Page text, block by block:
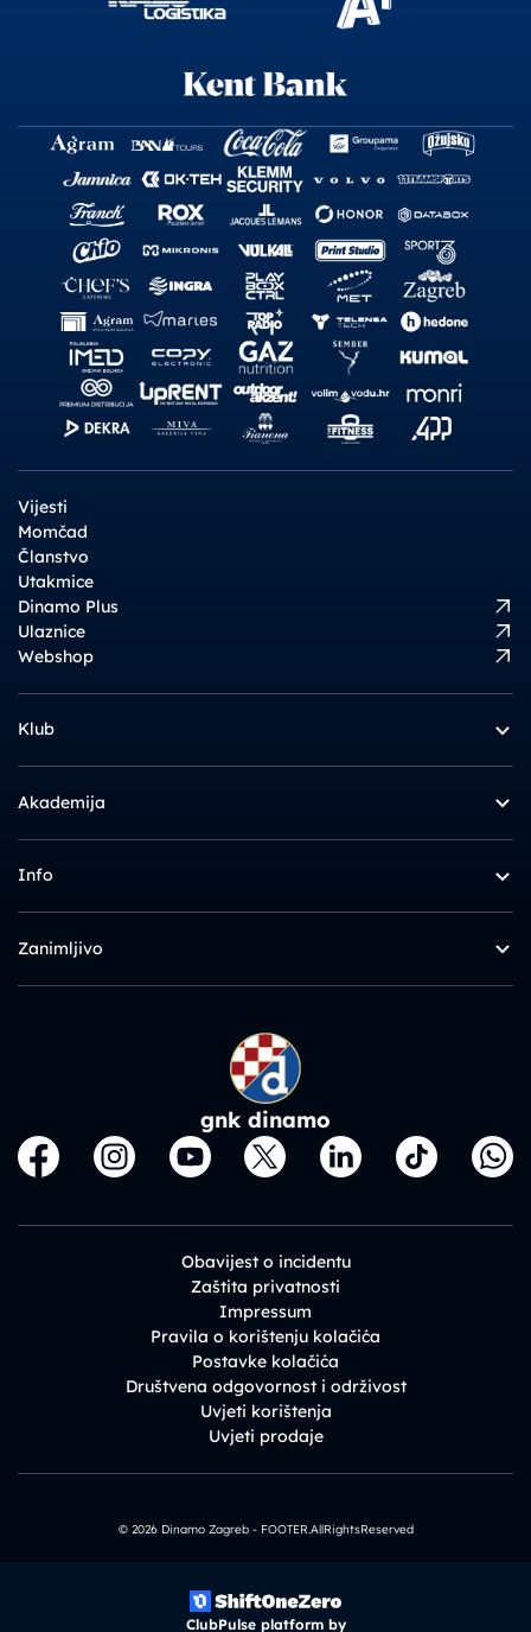
Vijesti
Momčad
Članstvo
Utakmice
Dinamo Plus
Ulaznice
Webshop
Klub
Akademija
Info
Zanimljivo
gnk dinamo
Obavijest o incidentu
Zaštita privatnosti
Impressum
Pravila o korištenju kolačića
Postavke kolačića
Društvena odgovornost i održivost
Uvjeti korištenja
Uvjeti prodaje
© 2026 Dinamo Zagreb - FOOTER.AllRightsReserved
ClubPulse platform by